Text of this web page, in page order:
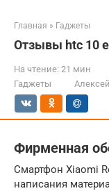
Главная » Гаджеты
Отзывы htc 10
На чтение: 21 мин
Гаджеты
Фирменная
Смартфон Xiaomi
написания